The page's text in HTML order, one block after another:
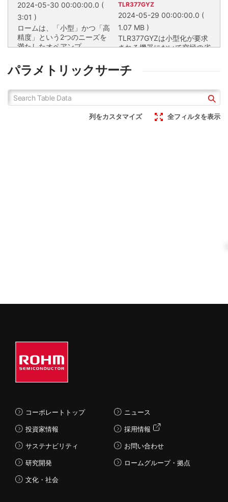
2024-05-30 00:00:00.0 (
3:01 )
ロームは、「小型」かつ「高
精度」という2つのニーズを
満たしたオペアンプ
た。
精度」という2つのニーズを
満たしたオペアンプ
た。
TLR377GYZ
2024-05-29 00:00:00.0 (
1.07 MB )
TLR377GYZは小型化が要求
される機器において究極の省
WLCSPオペアンプです。超
小型サイズと高精度化を両立
で機器の消費電力も抑制でき
るのでバッテリー駆動のセン
シングアプリケーションに最
適です。
TLR377GYZは小型化が要求
される機器において究極の省
小型サイズと高精度化を両立
し、シャットダウン機能搭載
パラメトリックサーチ
列をカスタマイズ 全フィルタを表示
コーポレートトップ
投資家情報
サステナビリティ
研究開発
文化・社会
ニュース
採用情報
お問い合わせ
ロームグループ・拠点